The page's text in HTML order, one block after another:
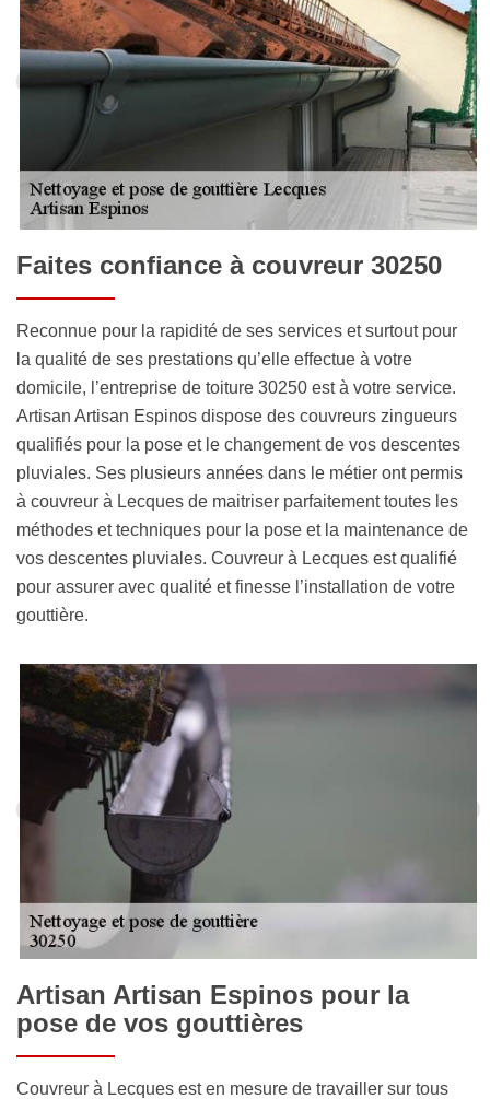
Faites confiance à couvreur 30250
Reconnue pour la rapidité de ses services et surtout pour
la qualité de ses prestations qu’elle effectue à votre
domicile, l’entreprise de toiture 30250 est à votre service.
Artisan Artisan Espinos dispose des couvreurs zingueurs
qualifiés pour la pose et le changement de vos descentes
pluviales. Ses plusieurs années dans le métier ont permis
à couvreur à Lecques de maitriser parfaitement toutes les
méthodes et techniques pour la pose et la maintenance de
vos descentes pluviales. Couvreur à Lecques est qualifié
pour assurer avec qualité et finesse l’installation de votre
gouttière.
Artisan Artisan Espinos pour la
pose de vos gouttières
Couvreur à Lecques est en mesure de travailler sur tous